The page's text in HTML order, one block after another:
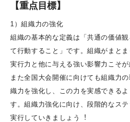
【重点目標】
1）組織力の強化
組織の基本的な定義は「共通の価値
て行動すること」です。組織がまと
実行力と他に与える強い影響力こそが
また全国大会開催に向けても組織力
織力を強化し、この力を実感できる
す。組織力強化に向け、段階的なス
実行していきましょう︕